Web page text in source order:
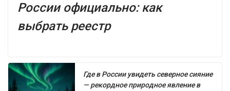
России официально: как
выбрать реестр
Где в России увидеть северное сияние
— рекордное природное явление в